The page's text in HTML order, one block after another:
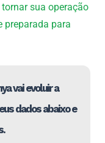
sua operação
preparada para
vai evoluir a
dados abaixo e